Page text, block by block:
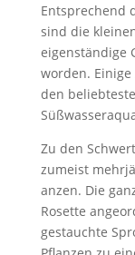
Entsprechend
sind die
eigenständige
worden.
den
Zu den
zumeist
anzen. Die
Rosette
gestauchte